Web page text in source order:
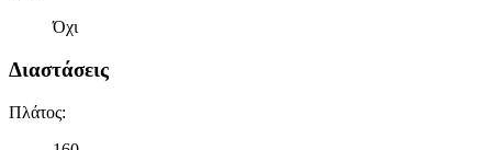
Όχι
Διαστάσεις
Πλάτος: